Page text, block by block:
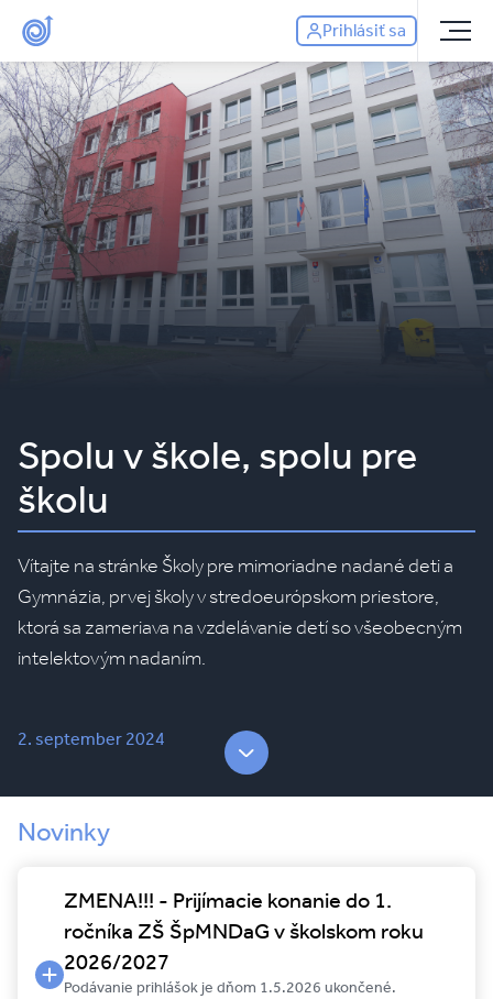
Prihlásiť sa
Spolu v škole, spolu pre
školu
Vítajte na stránke Školy pre mimoriadne nadané deti a
Gymnázia, prvej školy v stredoeurópskom priestore,
ktorá sa zameriava na vzdelávanie detí so všeobecným
intelektovým nadaním.
2. september 2024
Novinky
ZMENA!!! - Prijímacie konanie do 1.
ročníka ZŠ ŠpMNDaG v školskom roku
2026/2027
Podávanie prihlášok je dňom 1.5.2026 ukončené.